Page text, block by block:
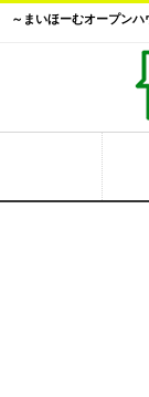
～まいほーむオープン